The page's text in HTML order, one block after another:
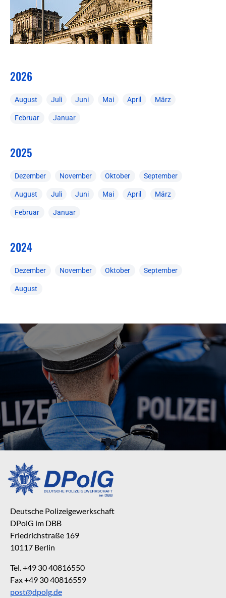
2026
August Juli Juni Mai April März
Februar Januar
2025
Dezember November Oktober September
August Juli Juni Mai April März
Februar Januar
2024
Dezember November Oktober September
August
Deutsche Polizeigewerkschaft
DPolG im DBB
Friedrichstraße 169
10117 Berlin
Tel. +49 30 40816550
Fax +49 30 40816559
post@dpolg.de